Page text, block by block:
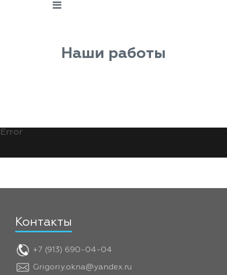
Наши работы
Error
Контакты
+7 (913) 690-04-04
Grigoriy.okna@yandex.ru